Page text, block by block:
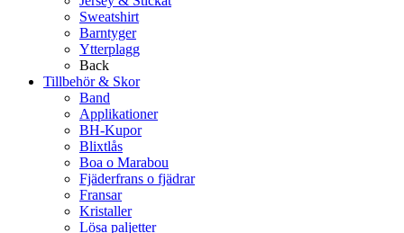
Sweatshirt
Barntyger
Ytterplagg
Back
Tillbehör & Skor
Band
Applikationer
BH-Kupor
Blixtlås
Boa o Marabou
Fjäderfrans o fjädrar
Fransar
Kristaller
Lösa paljetter